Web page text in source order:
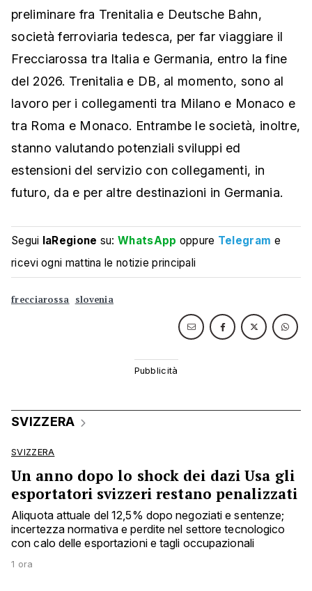
preliminare fra Trenitalia e Deutsche Bahn,
società ferroviaria tedesca, per far viaggiare il
Frecciarossa tra Italia e Germania, entro la fine
del 2026. Trenitalia e DB, al momento, sono al
lavoro per i collegamenti tra Milano e Monaco e
tra Roma e Monaco. Entrambe le società, inoltre,
stanno valutando potenziali sviluppi ed
estensioni del servizio con collegamenti, in
futuro, da e per altre destinazioni in Germania.
Segui laRegione su:WhatsApp oppure Telegram e
ricevi ogni mattina le notizie principali
frecciarossa slovenia
SVIZZERA
SVIZZERA
Un anno dopo lo shock dei dazi Usa gli
esportatori svizzeri restano penalizzati
Aliquota attuale del 12,5% dopo negoziati e sentenze;
incertezza normativa e perdite nel settore tecnologico
con calo delle esportazioni e tagli occupazionali
1 ora